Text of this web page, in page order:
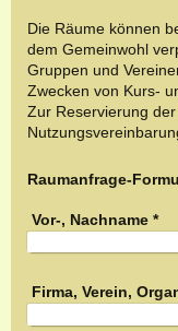
Die Räume können
dem Gemeinwohl
Gruppen und
Zwecken von Kurs-
Zur Reservierung
Raumanfrage-
Vor-, Nachname*
Firma, Verein,